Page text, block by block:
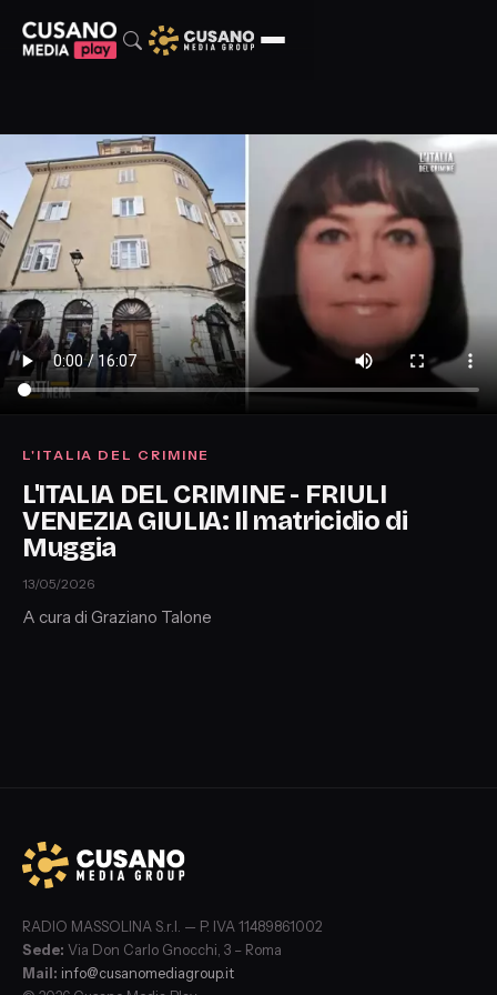
L'ITALIA DEL CRIMINE
L'ITALIA DEL CRIMINE - FRIULI
VENEZIA GIULIA: Il matricidio di
Muggia
13/05/2026
A cura di Graziano Talone
RADIO MASSOLINA S.r.l. — P. IVA 11489861002
Sede: Via Don Carlo Gnocchi, 3 – Roma
Mail: info@cusanomediagroup.it